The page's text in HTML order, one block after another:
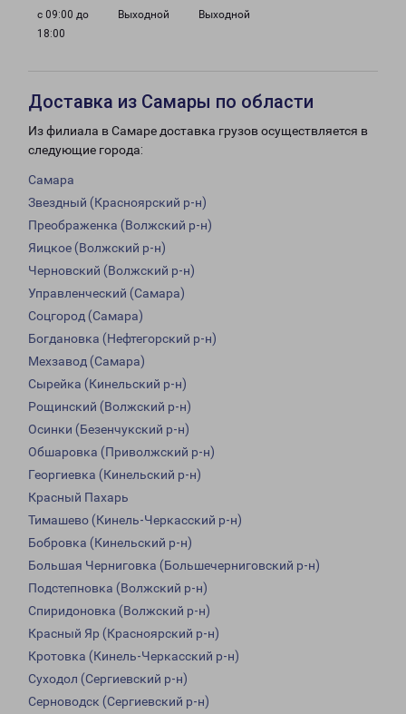
с 09:00 до
18:00
Выходной Выходной
Доставка из Самары по области
Из филиала в Самаре доставка грузов осуществляется в
следующие города:
Самара
Звездный (Красноярский р-н)
Преображенка (Волжский р-н)
Яицкое (Волжский р-н)
Черновский (Волжский р-н)
Управленческий (Самара)
Соцгород (Самара)
Богдановка (Нефтегорский р-н)
Мехзавод (Самара)
Сырейка (Кинельский р-н)
Рощинский (Волжский р-н)
Осинки (Безенчукский р-н)
Обшаровка (Приволжский р-н)
Георгиевка (Кинельский р-н)
Красный Пахарь
Тимашево (Кинель-Черкасский р-н)
Бобровка (Кинельский р-н)
Большая Черниговка (Большечерниговский р-н)
Подстепновка (Волжский р-н)
Спиридоновка (Волжский р-н)
Красный Яр (Красноярский р-н)
Кротовка (Кинель-Черкасский р-н)
Суходол (Сергиевский р-н)
Серноводск (Сергиевский р-н)